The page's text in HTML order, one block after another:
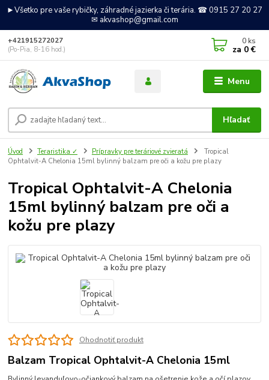
►Všetko pre vaše rybičky, záhradné jazierka či terária. ☎ 0915 27 20 27
✉ akvashop@gmail.com
Menu
Hľadať
+421915272027
(Po-Pia, 8-16 hod.)
0 ks
za 0 €
Úvod Teraristika ✓ Prípravky pre teráriové zvieratá
Tropical
Ophtalvit-A Chelonia 15ml bylinný balzam pre oči a kožu pre plazy
Tropical Ophtalvit-A Chelonia
15ml bylinný balzam pre oči a
kožu pre plazy
Ohodnotiť produkt
Balzam Tropical Ophtalvit-A Chelonia 15ml